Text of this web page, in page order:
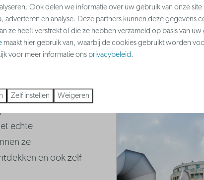
Meer
Lenspolder
kinderen in
echte
ze
en ook zelf
Ook delen we informatie over uw gebruik van onze
adverteren en analyse. Deze partners kunnen deze gegevens
ze heeft verstrekt of die ze hebben verzameld op basis van uw
maakt hier gebruik van, waarbij de cookies gebruikt worden
voor meer informatie ons privacybeleid.
Zelf instellen Weigeren